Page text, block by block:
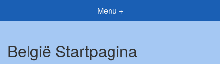
Menu +
België Startpagina